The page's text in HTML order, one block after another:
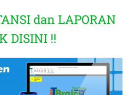
dan LAPORAN
DISINI !!